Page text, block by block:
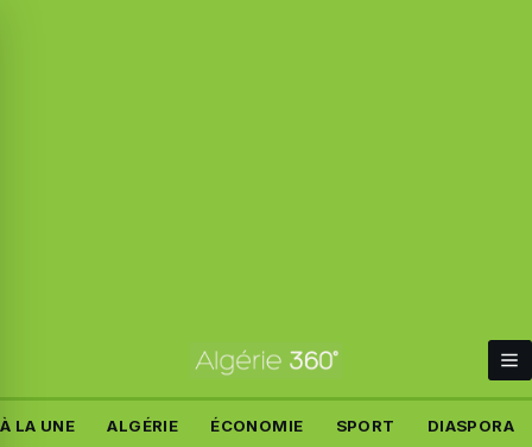
À LA UNE ALGÉRIE ÉCONOMIE SPORT DIASPORA